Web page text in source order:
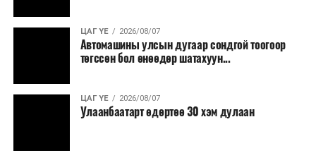
ЦАГ ҮЕ 2026/08/07
Автомашины улсын дугаар сондгой тоогоор
төгссөн бол өнөөдөр шатахуун...
ЦАГ ҮЕ 2026/08/07
Улаанбаатарт өдөртөө 30 хэм дулаан